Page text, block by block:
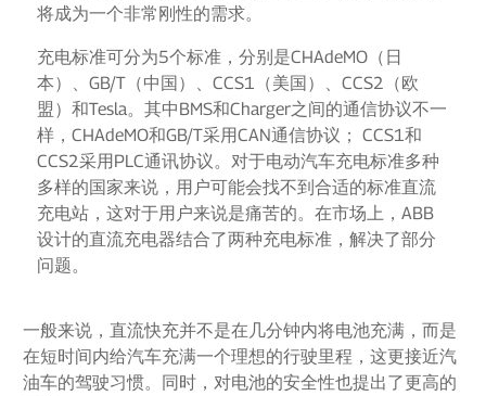
将成为一个非常刚性的需求。
充电标准可分为5个标准，分别是CHAdeMO（日
本）、GB/T（中国）、CCS1（美国）、CCS2（欧
盟）和Tesla。其中BMS和Charger之间的通信协议不一
样，CHAdeMO和GB/T采用CAN通信协议； CCS1和
CCS2采用PLC通讯协议。对于电动汽车充电标准多种
多样的国家来说，用户可能会找不到合适的标准直流
充电站，这对于用户来说是痛苦的。在市场上，ABB
设计的直流充电器结合了两种充电标准，解决了部分
问题。
一般来说，直流快充并不是在几分钟内将电池充满，而是
在短时间内给汽车充满一个理想的行驶里程，这更接近汽
油车的驾驶习惯。同时，对电池的安全性也提出了更高的